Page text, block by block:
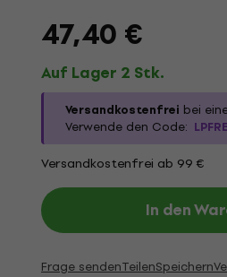
47,40 €
Auf Lager 2 Stk.
Versandkostenfrei bei
Verwende den Code:
Versandkostenfrei ab 99 €
In den
Frage sendenTeilenSpeichern